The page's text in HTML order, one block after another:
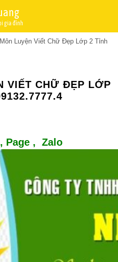
gia đình
Luyện Viết Chữ Đẹp Lớp 2 Tỉnh
VIẾT CHỮ ĐẸP LỚP
Page , Zalo